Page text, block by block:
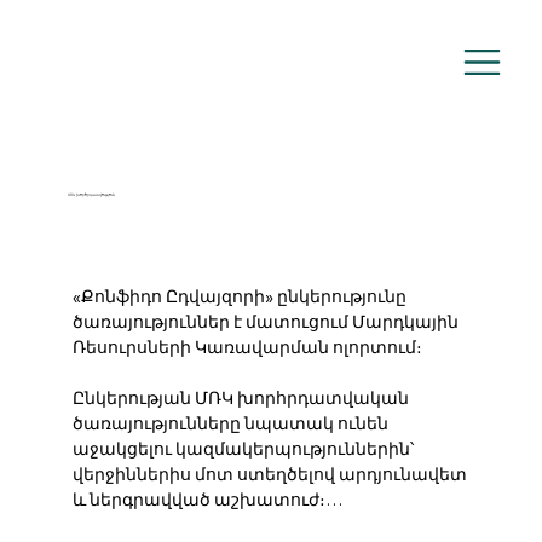
«Քոնֆիդո Ըդվայզորի» ընկերությունը
ծառայություններ է մատուցում Մարդկային
Ռեսուրսների Կառավարման ոլորտում։
Ընկերության ՄՌԿ խորհրդատվական
ծառայությունները նպատակ ունեն
աջակցելու կազմակերպություններին՝
վերջիններիս մոտ ստեղծելով արդյունավետ
և ներգրավված աշխատուժ։
ՄՌԿ խորհրդատվություն